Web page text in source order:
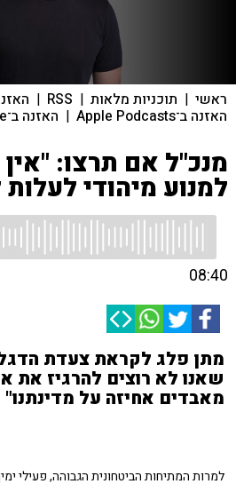
ראשי | תוכניות מלאות |
RSS
|
האזנה ב־Apple Podcasts | האזנה ב־youtube
מנכ"ל אם תרצו:
למנוע מיהודי
08:40
מתן פלג לקראת צעדת
שאנו לא רוצים להרגיז את
מאבדים אחיזה על מדינתנו"
למרות המתיחות הביטחונית הגבוהה, פעילי